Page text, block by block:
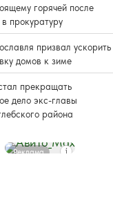
горячей после
прокуратуру
призвал ускорить
домов к зиме
прекращать
дело экс-главы
района
Реклама